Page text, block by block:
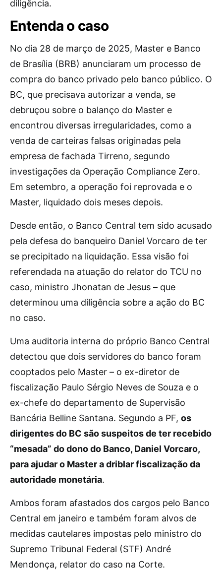
diligência.
Entenda o caso
No dia 28 de março de 2025, Master e Banco
de Brasília (BRB) anunciaram um processo de
compra do banco privado pelo banco público. O
BC, que precisava autorizar a venda, se
debruçou sobre o balanço do Master e
encontrou diversas irregularidades, como a
venda de carteiras falsas originadas pela
empresa de fachada Tirreno, segundo
investigações da Operação Compliance Zero.
Em setembro, a operação foi reprovada e o
Master, liquidado dois meses depois.
Desde então, o Banco Central tem sido acusado
pela defesa do banqueiro Daniel Vorcaro de ter
se precipitado na liquidação. Essa visão foi
referendada na atuação do relator do TCU no
caso, ministro Jhonatan de Jesus – que
determinou uma diligência sobre a ação do BC
no caso.
Uma auditoria interna do próprio Banco Central
detectou que dois servidores do banco foram
cooptados pelo Master – o ex-diretor de
fiscalização Paulo Sérgio Neves de Souza e o
ex-chefe do departamento de Supervisão
Bancária Belline Santana. Segundo a PF, os
dirigentes do BC são suspeitos de ter recebido
“mesada” do dono do Banco, Daniel Vorcaro,
para ajudar o Master a driblar fiscalização da
autoridade monetária.
Ambos foram afastados dos cargos pelo Banco
Central em janeiro e também foram alvos de
medidas cautelares impostas pelo ministro do
Supremo Tribunal Federal (STF) André
Mendonça, relator do caso na Corte.